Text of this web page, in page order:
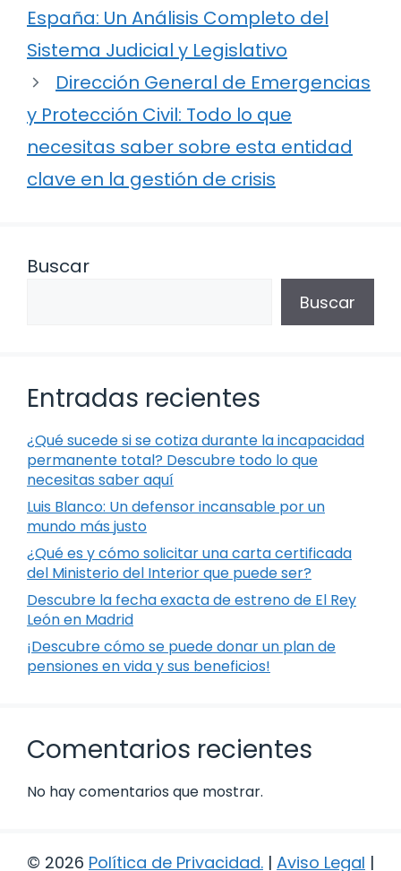
España: Un Análisis Completo del
Sistema Judicial y Legislativo
Dirección General de Emergencias
y Protección Civil: Todo lo que
necesitas saber sobre esta entidad
clave en la gestión de crisis
Buscar
Buscar
Entradas recientes
¿Qué sucede si se cotiza durante la incapacidad
permanente total? Descubre todo lo que
necesitas saber aquí
Luis Blanco: Un defensor incansable por un
mundo más justo
¿Qué es y cómo solicitar una carta certificada
del Ministerio del Interior que puede ser?
Descubre la fecha exacta de estreno de El Rey
León en Madrid
¡Descubre cómo se puede donar un plan de
pensiones en vida y sus beneficios!
Comentarios recientes
No hay comentarios que mostrar.
© 2026 Política de Privacidad. | Aviso Legal |